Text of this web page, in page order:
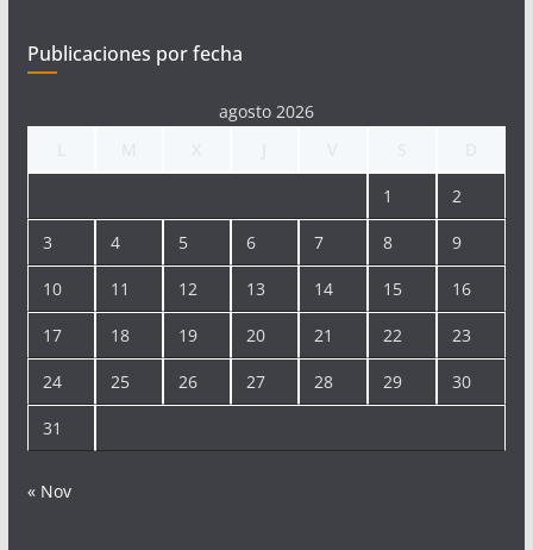
Publicaciones por fecha
agosto 2026
1 2
3 4 5 6 7 8 9
10 11 12 13 14 15 16
17 18 19 20 21 22 23
24 25 26 27 28 29 30
31
« Nov